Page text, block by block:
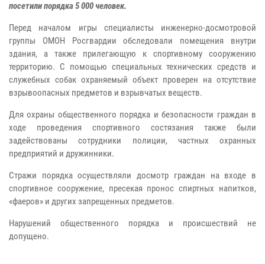
посетили порядка 5 000 человек.
Перед началом игры специалисты инженерно-досмотровой
группы ОМОН Росгвардии обследовали помещения внутри
здания, а также прилегающую к спортивному сооружению
территорию. С помощью специальных технических средств и
служебных собак охраняемый объект проверен на отсутствие
взрывоопасных предметов и взрывчатых веществ.
Для охраны общественного порядка и безопасности граждан в
ходе проведения спортивного состязания также были
задействованы сотрудники полиции, частных охранных
предприятий и дружинники.
Стражи порядка осуществляли досмотр граждан на входе в
спортивное сооружение, пресекая пронос спиртных напитков,
«фаеров» и других запрещенных предметов.
Нарушений общественного порядка и происшествий не
допущено.